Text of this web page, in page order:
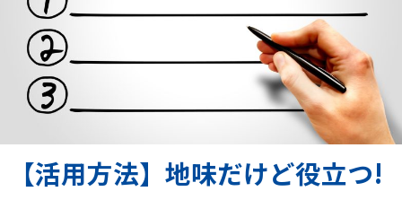
【活用方法】地味だけど役立つ!